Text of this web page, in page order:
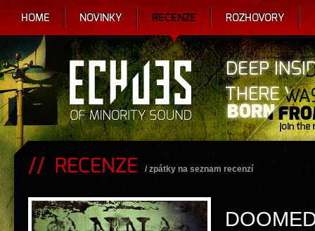
HOME NOVINKY RECENZE ROZHOVORY
RECENZE / zpátky na seznam recenzí